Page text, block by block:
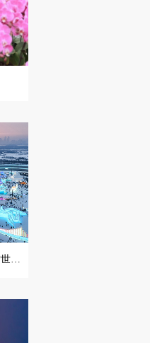
【冰雪暖民生】光影追雪：冰雪世界里的新生意